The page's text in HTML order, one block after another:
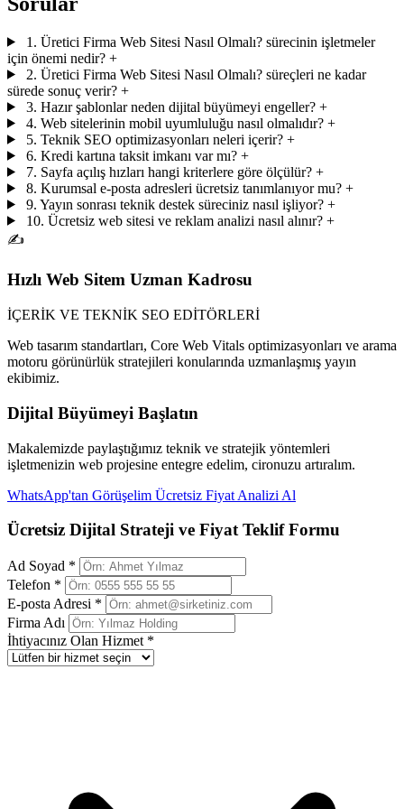
1. Üretici Firma Web Sitesi Nasıl Olmalı? sürecinin işletmeler
için önemi nedir? +
2. Üretici Firma Web Sitesi Nasıl Olmalı? süreçleri ne kadar
sürede sonuç verir? +
3. Hazır şablonlar neden dijital büyümeyi engeller? +
4. Web sitelerinin mobil uyumluluğu nasıl olmalıdır? +
5. Teknik SEO optimizasyonları neleri içerir? +
6. Kredi kartına taksit imkanı var mı? +
7. Sayfa açılış hızları hangi kriterlere göre ölçülür? +
8. Kurumsal e-posta adresleri ücretsiz tanımlanıyor mu? +
9. Yayın sonrası teknik destek süreciniz nasıl işliyor? +
10. Ücretsiz web sitesi ve reklam analizi nasıl alınır? +
✍️
Hızlı Web Sitem Uzman Kadrosu
İÇERİK VE TEKNİK SEO EDİTÖRLERİ
Web tasarım standartları, Core Web Vitals optimizasyonları ve arama
motoru görünürlük stratejileri konularında uzmanlaşmış yayın
ekibimiz.
Dijital Büyümeyi Başlatın
Makalemizde paylaştığımız teknik ve stratejik yöntemleri
işletmenizin web projesine entegre edelim, cironuzu artıralım.
WhatsApp'tan Görüşelim Ücretsiz Fiyat Analizi Al
Ücretsiz Dijital Strateji ve Fiyat Teklif Formu
Ad Soyad *
Telefon *
E-posta Adresi *
Firma Adı
İhtiyacınız Olan Hizmet *